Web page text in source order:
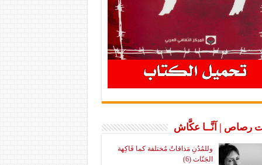
رصاص | آنَّــا عكَّاش
وللمُدُنِ مَذاقاتٌ مُختلفة كما فَاكِهة
الجَنّات (6)